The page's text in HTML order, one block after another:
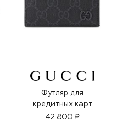
Футляр для
кредитных карт
42 800 ₽